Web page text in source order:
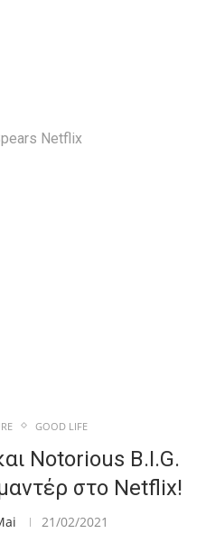
Netflix
GOOD LIFE
Notorious B.I.G.
στο Netflix!
21/02/2021